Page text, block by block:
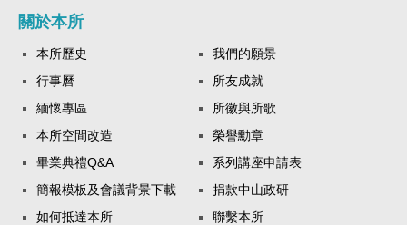
關於本所
本所歷史
我們的願景
行事曆
所友成就
緬懷專區
所徽與所歌
本所空間改造
榮譽勳章
畢業典禮Q&A
系列講座申請表
簡報模板及會議背景下載
捐款中山政研
如何抵達本所
聯繫本所